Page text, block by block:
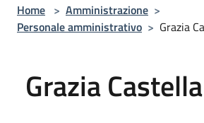
Home > Amministrazione >
Personale amministrativo > Grazia
Grazia